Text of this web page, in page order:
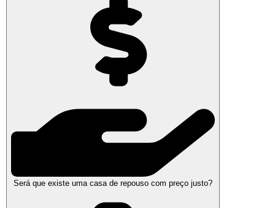
Será que existe uma casa de repouso com preço justo?